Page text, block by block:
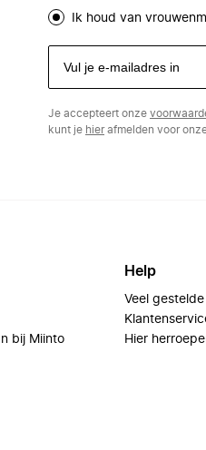
Ik houd van
Je accepteert onze
kunt je hierafmelden voor
bij Miinto
Help
Veel
Hier